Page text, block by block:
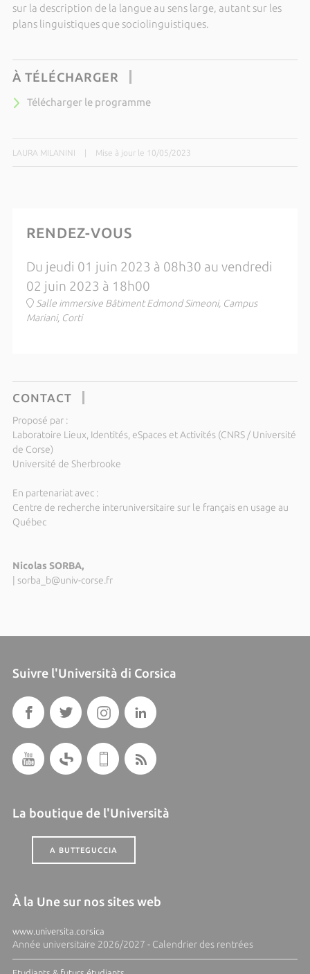
sur la description de la langue au sens large, autant sur les
plans linguistiques que sociolinguistiques.
À TÉLÉCHARGER
Télécharger le programme
LAURA MILANINI Mise à jour le 10/05/2023
RENDEZ-VOUS
Du jeudi 01 juin 2023 à 08h30 au vendredi
02 juin 2023 à 18h00
Salle immersive Bâtiment Edmond Simeoni, Campus
Mariani, Corti
CONTACT
Proposé par :
Laboratoire Lieux, Identités, eSpaces et Activités (CNRS / Université
de Corse)
Université de Sherbrooke
En partenariat avec :
Centre de recherche interuniversitaire sur le français en usage au
Québec
Nicolas SORBA,
| sorba_b@univ-corse.fr
Suivre l'Università di Corsica
La boutique de l'Università
A BUTTEGUCCIA
À la Une sur nos sites web
www.universita.corsica
Année universitaire 2026/2027 - Calendrier des rentrées